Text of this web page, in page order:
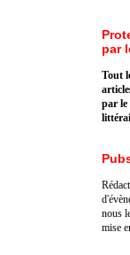
par
Tout
par le
nous
mise